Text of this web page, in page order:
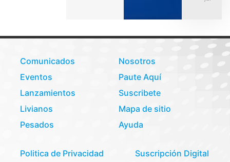
Comunicados
Eventos
Lanzamientos
Livianos
Pesados
Nosotros
Paute Aquí
Suscribete
Mapa de sitio
Ayuda
Politica de Privacidad
Suscripción Digital